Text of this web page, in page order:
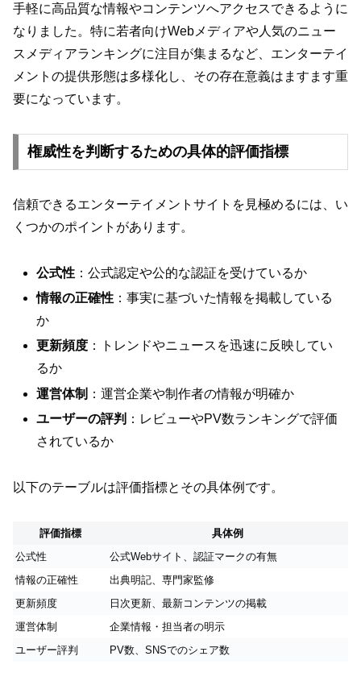
手軽に高品質な情報やコンテンツへアクセスできるように
なりました。特に若者向けWebメディアや人気のニュー
スメディアランキングに注目が集まるなど、エンターテイ
メントの提供形態は多様化し、その存在意義はますます重
要になっています。
権威性を判断するための具体的評価指標
信頼できるエンターテイメントサイトを見極めるには、い
くつかのポイントがあります。
公式性 ：公式認定や公的な認証を受けているか
情報の正確性 ：事実に基づいた情報を掲載している
か
更新頻度 ：トレンドやニュースを迅速に反映してい
るか
運営体制 ：運営企業や制作者の情報が明確か
ユーザーの評判 ：レビューやPV数ランキングで評価
されているか
以下のテーブルは評価指標とその具体例です。
評価指標
具体例
公式性
公式Webサイト、認証マークの有無
情報の正確性
出典明記、専門家監修
更新頻度
日次更新、最新コンテンツの掲載
運営体制
企業情報・担当者の明示
ユーザー評判
PV数、SNSでのシェア数